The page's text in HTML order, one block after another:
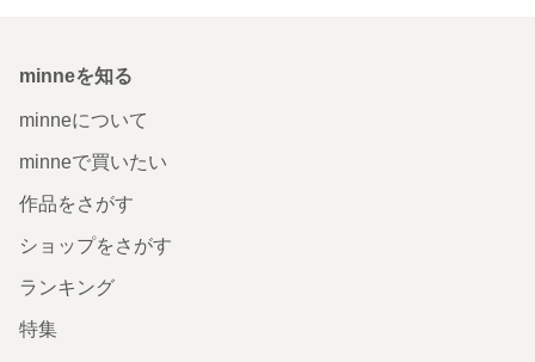
minneを知る
minneについて
minneで買いたい
作品をさがす
ショップをさがす
ランキング
特集